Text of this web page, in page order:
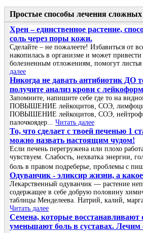
Простые способы лечения сложных
Хрен – единственное растение,
соль через поры кожи.
Сделайте – не пожалеете! Избавиться от
накопилась в организме и может
болезненным отложениям, помогут
далее
Никогда не давать антибиотик ДО
получите анализ крови с
Запомните, напишите себе где то на
ПОВЫШЕНИЕ лейкоцитов, СОЭ,
ПОВЫШЕНИЕ лейкоцитов, СОЭ,
палочкоядер... Читать далее
То, что сделает с твоей печенью 1
можно назвать настоящим чудом!
Если печень перегружена или плохо
чувствуем. Слабость, нехватка энергии,
боль в правом подреберье, проблемы с
Одуванчик - эликсир жизни, а
Лекарственный одуванчик — растение
содержащее в себе добрую половину
таблицы Менделеева. Натрий, калий,
Читать далее
Семена, которые восстанавливают
уменьшают боль в суставах. Лечим